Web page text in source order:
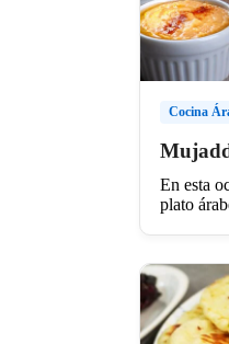
Cocina
En esta
plato